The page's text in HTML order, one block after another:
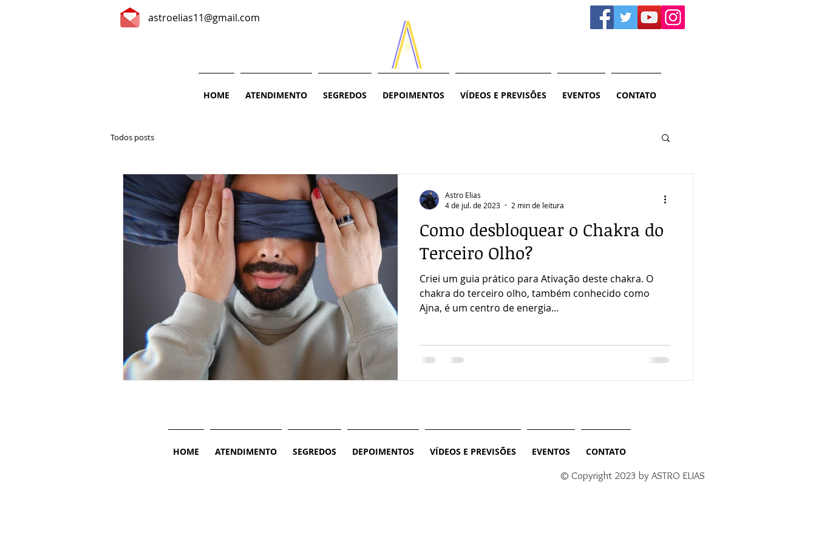
astroelias11@gmail.com
HOME ATENDIMENTO SEGREDOS DEPOIMENTOS VÍDEOS E PREVISÕES EVENTOS CONTATO
Todos posts
Como desbloquear o Chakra do
Terceiro Olho?
Criei um guia prático para Ativação deste chakra. O
chakra do terceiro olho, também conhecido como
Ajna, é um centro de energia...
Astro Elias
4 de jul. de 2023
2 min de leitura
HOME ATENDIMENTO SEGREDOS DEPOIMENTOS VÍDEOS E PREVISÕES EVENTOS CONTATO
© Copyright 2023 by ASTRO ELIAS